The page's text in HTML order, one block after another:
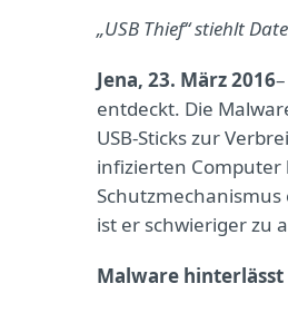
„USB Thief“ stiehlt
Jena, 23. März 2016
entdeckt. Die
USB-Sticks zur
infizierten Computer
ist er schwieriger zu
Malware hinterlässt